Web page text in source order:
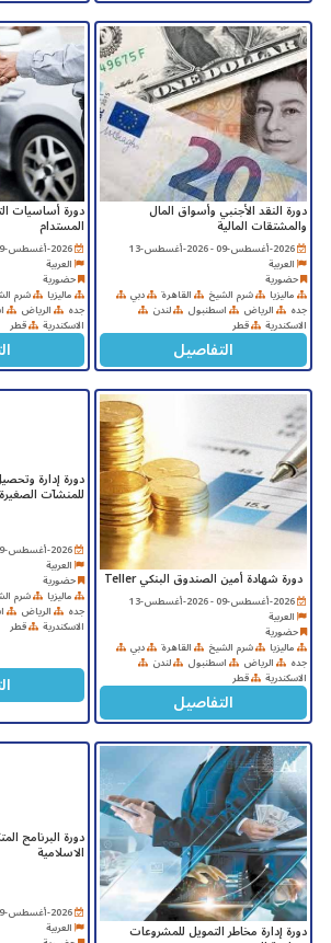
دورة النقد الأجنبي وأسواق المال
والمشتقات المالية
2026-أغسطس-09 - 2026-أغسطس-13
العربية
حضورية
ماليزيا شرم الشيخ القاهرة دبي
جده الرياض اسطنبول لندن
الاسكندرية قطر
التفاصيل
دورة أساسيات
المستدام
2026-أغسطس-09 - 2026-أغسطس-13
العربية
حضورية
ماليزيا شرم
جده الرياض
الاسكندرية قطر
دورة شهادة أمين الصندوق البنكي Teller
2026-أغسطس-09 - 2026-أغسطس-13
العربية
حضورية
ماليزيا شرم الشيخ القاهرة دبي
جده الرياض اسطنبول لندن
الاسكندرية قطر
التفاصيل
دورة إدارة
للمنشآت
2026-أغسطس-09 - 2026-أغسطس-13
العربية
حضورية
ماليزيا شرم
جده الرياض
الاسكندرية قطر
دورة إدارة مخاطر التمويل للمشروعات
دورة البرنامج
الاسلامية
2026-أغسطس-09 - 2026-أغسطس-13
العربية